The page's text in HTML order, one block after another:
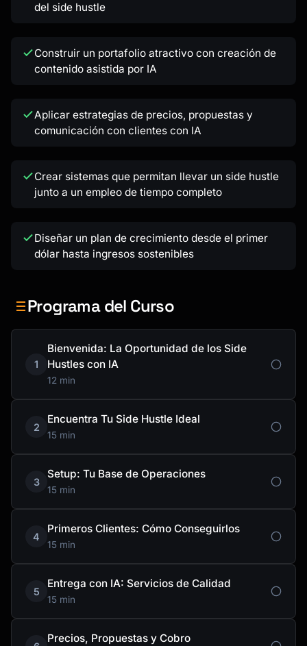
del side hustle
Construir un portafolio atractivo con creación de
contenido asistida por IA
Aplicar estrategias de precios, propuestas y
comunicación con clientes con IA
Crear sistemas que permitan llevar un side hustle
junto a un empleo de tiempo completo
Diseñar un plan de crecimiento desde el primer
dólar hasta ingresos sostenibles
Programa del Curso
1
Bienvenida: La Oportunidad de los Side
Hustles con IA
12 min
2
Encuentra Tu Side Hustle Ideal
15 min
3
Setup: Tu Base de Operaciones
15 min
4
Primeros Clientes: Cómo Conseguirlos
15 min
5
Entrega con IA: Servicios de Calidad
15 min
Precios, Propuestas y Cobro